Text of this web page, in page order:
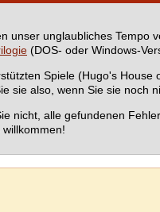
unser unglaubliches Tempo
(DOS- oder Windows-
Spiele (Hugo's
sie also, wenn Sie sie noch
nicht, alle gefundenen